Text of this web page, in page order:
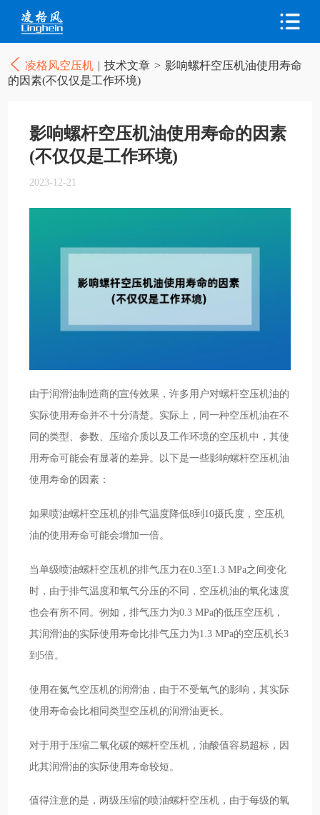
凌格风空压机 | 技术文章 > 影响螺杆空压机油使用寿命
的因素(不仅仅是工作环境)
影响螺杆空压机油使用寿命的因素
(不仅仅是工作环境)
2023-12-21
由于润滑油制造商的宣传效果，许多用户对螺杆空压机油的
实际使用寿命并不十分清楚。实际上，同一种空压机油在不
同的类型、参数、压缩介质以及工作环境的空压机中，其使
用寿命可能会有显著的差异。以下是一些影响螺杆空压机油
使用寿命的因素：
如果喷油螺杆空压机的排气温度降低8到10摄氏度，空压机
油的使用寿命可能会增加一倍。
当单级喷油螺杆空压机的排气压力在0.3至1.3 MPa之间变化
时，由于排气温度和氧气分压的不同，空压机油的氧化速度
也会有所不同。例如，排气压力为0.3 MPa的低压空压机，
其润滑油的实际使用寿命比排气压力为1.3 MPa的空压机长3
到5倍。
使用在氮气空压机的润滑油，由于不受氧气的影响，其实际
使用寿命会比相同类型空压机的润滑油更长。
对于用于压缩二氧化碳的螺杆空压机，油酸值容易超标，因
此其润滑油的实际使用寿命较短。
值得注意的是，两级压缩的喷油螺杆空压机，由于每级的氧